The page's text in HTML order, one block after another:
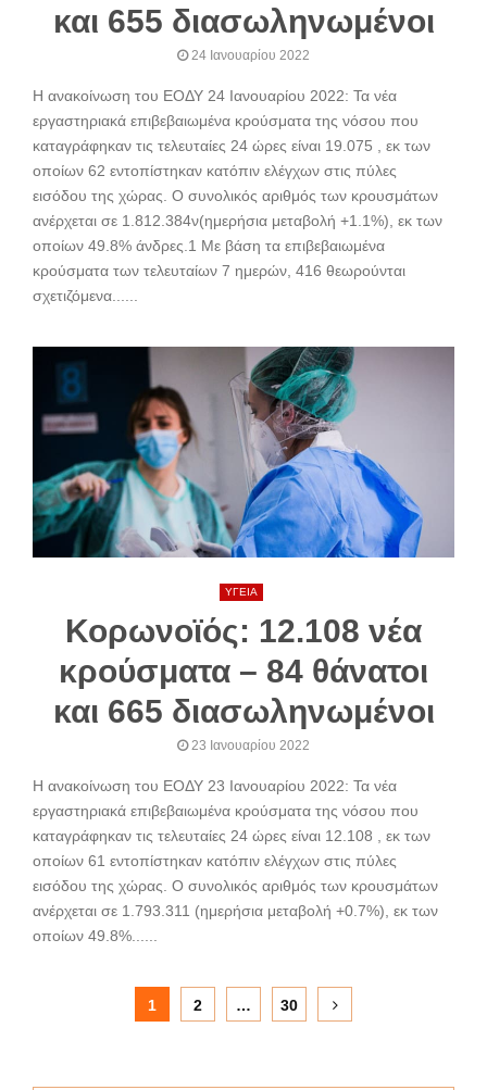
και 655 διασωληνωμένοι
24 Ιανουαρίου 2022
Η ανακοίνωση του ΕΟΔΥ 24 Ιανουαρίου 2022: Τα νέα
εργαστηριακά επιβεβαιωμένα κρούσματα της νόσου που
καταγράφηκαν τις τελευταίες 24 ώρες είναι 19.075 , εκ των
οποίων 62 εντοπίστηκαν κατόπιν ελέγχων στις πύλες
εισόδου της χώρας. Ο συνολικός αριθμός των κρουσμάτων
ανέρχεται σε 1.812.384ν(ημερήσια μεταβολή +1.1%), εκ των
οποίων 49.8% άνδρες.1 Με βάση τα επιβεβαιωμένα
κρούσματα των τελευταίων 7 ημερών, 416 θεωρούνται
σχετιζόμενα......
ΥΓΕΙΑ
Κορωνοϊός: 12.108 νέα
κρούσματα – 84 θάνατοι
και 665 διασωληνωμένοι
23 Ιανουαρίου 2022
Η ανακοίνωση του ΕΟΔΥ 23 Ιανουαρίου 2022: Τα νέα
εργαστηριακά επιβεβαιωμένα κρούσματα της νόσου που
καταγράφηκαν τις τελευταίες 24 ώρες είναι 12.108 , εκ των
οποίων 61 εντοπίστηκαν κατόπιν ελέγχων στις πύλες
εισόδου της χώρας. Ο συνολικός αριθμός των κρουσμάτων
ανέρχεται σε 1.793.311 (ημερήσια μεταβολή +0.7%), εκ των
οποίων 49.8%......
Σελιδοποίηση
1 2 … 30